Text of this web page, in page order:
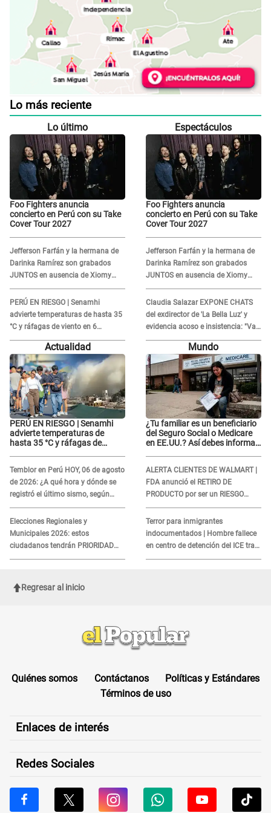
Lo más reciente
Lo último
Foo Fighters anuncia
concierto en Perú con su Take
Cover Tour 2027
Jefferson Farfán y la hermana de
Darinka Ramírez son grabados
JUNTOS en ausencia de Xiomy
Kanashiro: "Siempre va
acompañada..."
PERÚ EN RIESGO | Senamhi
advierte temperaturas de hasta 35
°C y ráfagas de viento en 6
regiones del país
Espectáculos
Foo Fighters anuncia
concierto en Perú con su Take
Cover Tour 2027
Jefferson Farfán y la hermana de
Darinka Ramírez son grabados
JUNTOS en ausencia de Xiomy
Kanashiro: "Siempre va
acompañada..."
Claudia Salazar EXPONE CHATS
del exdirector de 'La Bella Luz' y
evidencia acoso e insistencia: "Vas
a estar conmigo, no pasa nada"
Actualidad
PERÚ EN RIESGO | Senamhi
advierte temperaturas de
hasta 35 °C y ráfagas de
Temblor en Perú HOY, 06 de agosto
de 2026: ¿A qué hora y dónde se
registró el último sismo, según
IGP?
Elecciones Regionales y
Municipales 2026: estos
ciudadanos tendrán PRIORIDAD
para votar el 4 de octubre
Mundo
¿Tu familiar es un beneficiario
del Seguro Social o Medicare
en EE.UU.? Así debes informar
ALERTA CLIENTES DE WALMART |
FDA anunció el RETIRO DE
PRODUCTO por ser un RIESGO
MORTAL para consumidores: ¿Cuál
es?
Terror para inmigrantes
indocumentados | Hombre fallece
en centro de detención del ICE tras
sufrir una "emergencia médica"
Regresar al inicio
Quiénes somos Contáctanos
Políticas y Estándares
Términos de uso
Enlaces de interés
Redes Sociales